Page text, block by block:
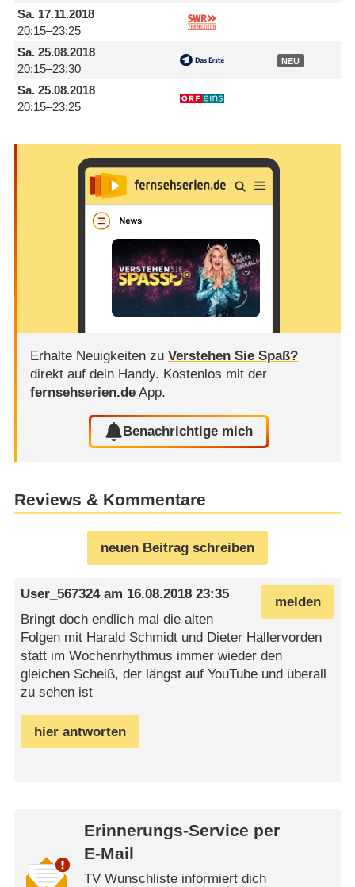
Sa.17.11.2018
20:15–23:25
Sa.25.08.2018
20:15–23:30
NEU
Sa.25.08.2018
20:15–23:25
Erhalte Neuigkeiten zu Verstehen Sie Spaß?
direkt auf dein Handy. Kostenlos mit der
fernsehserien.deApp.
Benachrichtige mich
Reviews & Kommentare
neuen Beitrag schreiben
melden
User_567324am 16.08.2018 23:35
Bringt doch endlich mal die alten
Folgen mit Harald Schmidt und Dieter Hallervorden
statt im Wochenrhythmus immer wieder den
gleichen Scheiß, der längst auf YouTube und überall
zu sehen ist
hier antworten
Erinnerungs-Service per
E-Mail
TV Wunschliste informiert dich